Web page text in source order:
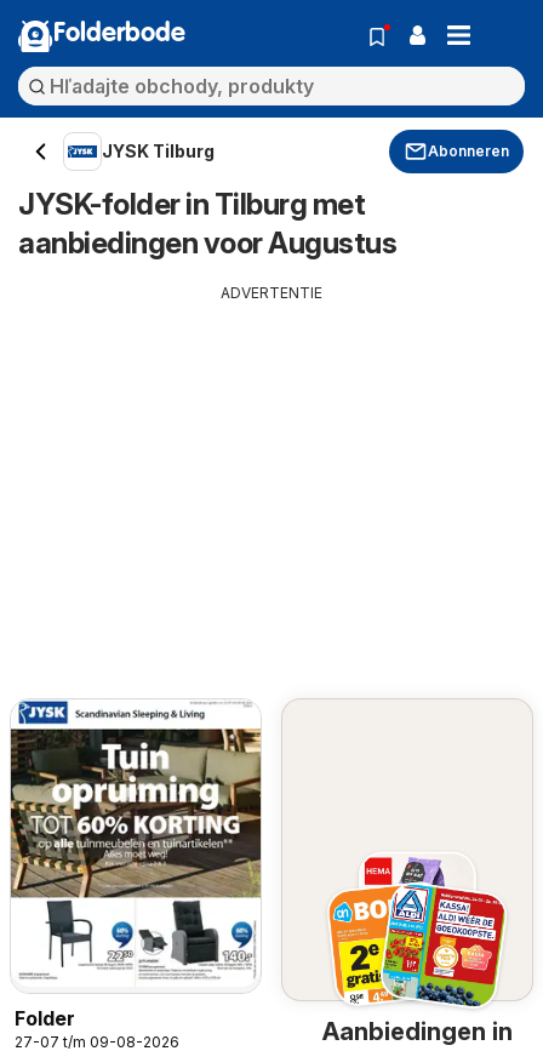
Folderbode
JYSK Tilburg Abonneren
JYSK-folder in Tilburg met
aanbiedingen voor Augustus
ADVERTENTIE
Folder
27-07 t/m 09-08-2026
Aanbiedingen in